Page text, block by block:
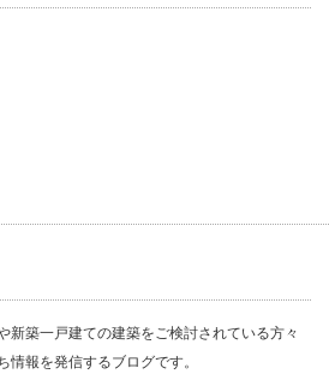
新築一戸建ての建築をご検討されている方々
情報を発信するブログです。